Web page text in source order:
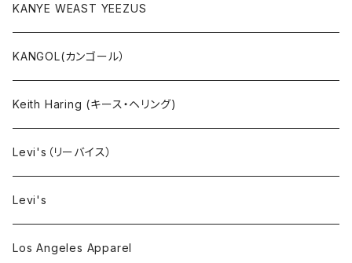
セットアップ
小物・雑貨
タンクトップ
コート
靴下
KANYE WEAST YEEZUS
KANGOL(カンゴール）
Keith Haring (キース・ヘリング)
Levi's（リーバイス）
Levi's
Los Angeles Apparel